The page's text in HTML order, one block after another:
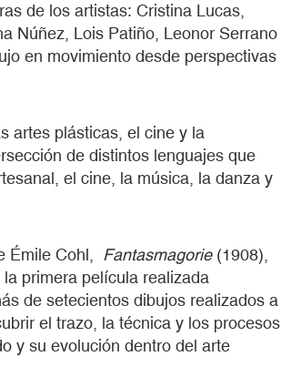
de los artistas: Cristina Lucas,
Núñez, Lois Patiño, Leonor Serrano
en movimiento desde perspectivas
artes plásticas, el cine y la
de distintos lenguajes que
el cine, la música, la danza y
Émile Cohl, Fantasmagorie (1908),
primera película realizada
de setecientos dibujos realizados a
el trazo, la técnica y los procesos
y su evolución dentro del arte